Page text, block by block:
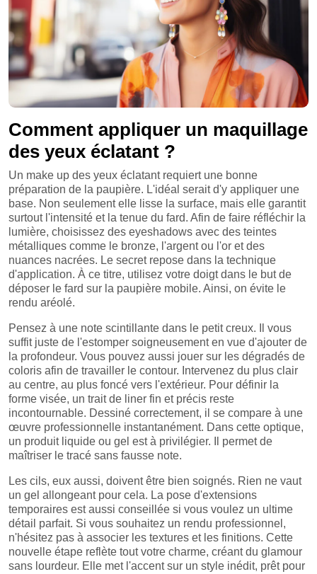
Comment appliquer un maquillage
des yeux éclatant ?
Un make up des yeux éclatant requiert une bonne
préparation de la paupière. L'idéal serait d'y appliquer une
base. Non seulement elle lisse la surface, mais elle garantit
surtout l'intensité et la tenue du fard. Afin de faire réfléchir la
lumière, choisissez des eyeshadows avec des teintes
métalliques comme le bronze, l'argent ou l'or et des
nuances nacrées. Le secret repose dans la technique
d'application. À ce titre, utilisez votre doigt dans le but de
déposer le fard sur la paupière mobile. Ainsi, on évite le
rendu aréolé.
Pensez à une note scintillante dans le petit creux. Il vous
suffit juste de l'estomper soigneusement en vue d'ajouter de
la profondeur. Vous pouvez aussi jouer sur les dégradés de
coloris afin de travailler le contour. Intervenez du plus clair
au centre, au plus foncé vers l'extérieur. Pour définir la
forme visée, un trait de liner fin et précis reste
incontournable. Dessiné correctement, il se compare à une
œuvre professionnelle instantanément. Dans cette optique,
un produit liquide ou gel est à privilégier. Il permet de
maîtriser le tracé sans fausse note.
Les cils, eux aussi, doivent être bien soignés. Rien ne vaut
un gel allongeant pour cela. La pose d'extensions
temporaires est aussi conseillée si vous voulez un ultime
détail parfait. Si vous souhaitez un rendu professionnel,
n'hésitez pas à associer les textures et les finitions. Cette
nouvelle étape reflète tout votre charme, créant du glamour
sans lourdeur. Elle met l'accent sur un style inédit, prêt pour